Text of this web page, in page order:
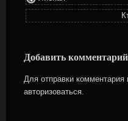
Добавить комментарий
Для отправки
авторизоваться